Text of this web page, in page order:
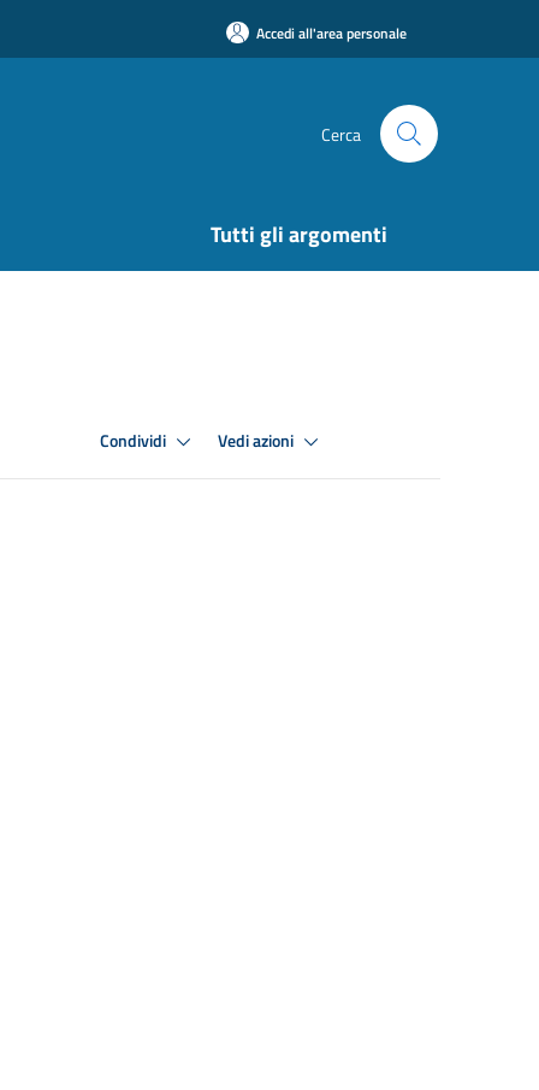
Accedi all'area personale
Cerca
Tutti gli argomenti
Condividi Vedi azioni